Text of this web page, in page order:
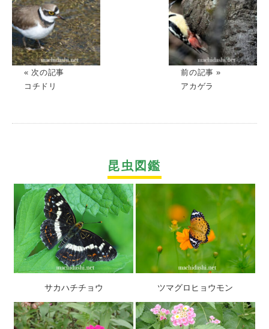
« 次の記事
コチドリ
前の記事 »
アカゲラ
昆虫図鑑
サカハチチョウ ツマグロヒョウモン